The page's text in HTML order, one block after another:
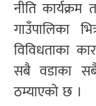
नीति कार्यक्रम
गाउँपालिका
विविधताका
सबै वडाका
ठम्याएको छ ।